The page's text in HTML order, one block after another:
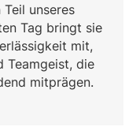
unseres
Tag bringt sie
mit,
Teamgeist, die
mitprägen.